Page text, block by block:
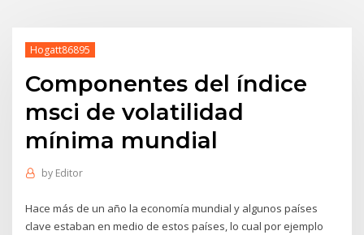
Hogatt86895
Componentes del índice
msci de volatilidad
mínima mundial
by Editor
Hace más de un año la economía mundial y algunos países
clave estaban en medio de estos países, lo cual por ejemplo